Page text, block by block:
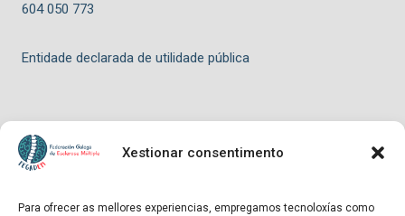
Xestionar consentimento
Para ofrecer as mellores experiencias, empregamos tecnoloxías como
604 050 773
Entidade declarada de utilidade pública